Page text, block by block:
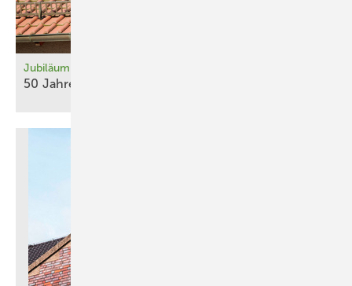
Jubiläum
50 Jahre